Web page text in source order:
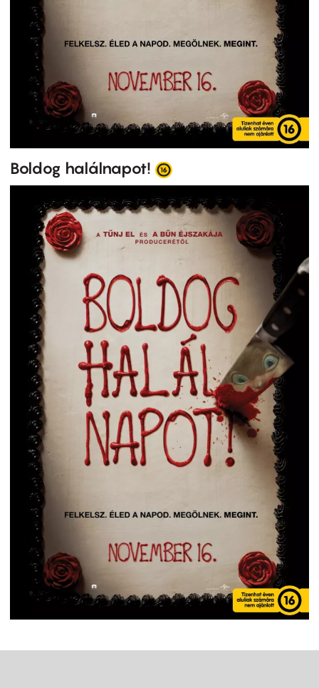
Boldog halálnapot!